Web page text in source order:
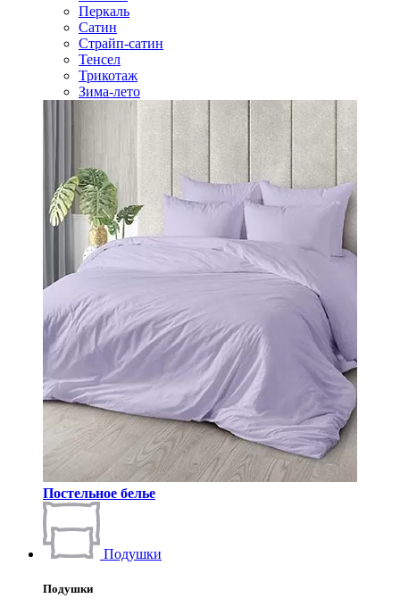
Перкаль
Сатин
Страйп-сатин
Тенсел
Трикотаж
Зима-лето
Постельное белье
Подушки
Подушки